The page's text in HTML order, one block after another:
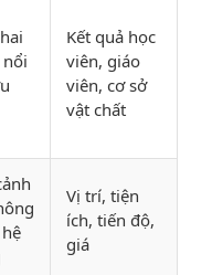
Kết quả học
viên, giáo
viên, cơ sở
vật chất
Vị trí, tiện
ích, tiến độ,
giá